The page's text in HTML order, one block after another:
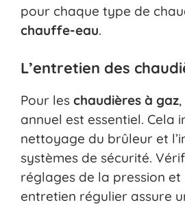
pour chaque type de
chauffe-eau.
L’entretien des
Pour les chaudières à gaz
annuel est essentiel. Cela
nettoyage du brûleur et
systèmes de sécurité.
réglages de la pression et
entretien régulier assure